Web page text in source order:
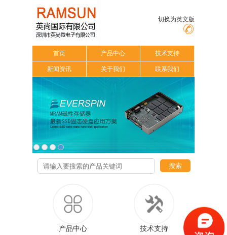
切换为英文版
首页 产品中心 技术支持
新闻资讯 关于我们 联系我们
搜索
产品中心 技术支持